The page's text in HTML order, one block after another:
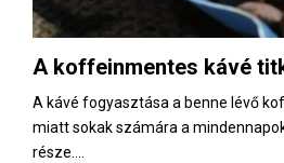
A koffeinmentes kávé
A kávé fogyasztása a benne lévő
miatt sokak számára a
része....